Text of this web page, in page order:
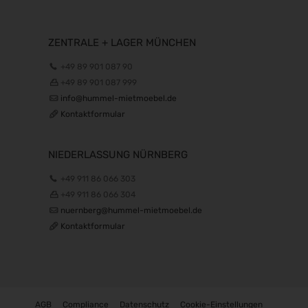
19.02.2027 - 22.02.2027
Trendset Winter 2027
21.02.2027 - 23.02.2027
Bundeskon. Chirurgie 2027
26.02.2027 - 27.02.2027
01.03.2027 - 03.03.2027
LOPEC 2027
02.03.2027 - 03.03.2027
IWA & Outdoor Classics 2027
04.03.2027 - 07.03.2027
ZENTRALE + LAGER MÜNCHEN
+49 89 901 087 90
+49 89 901 087 999
info@hummel-mietmoebel.de
Kontaktformular
NIEDERLASSUNG NÜRNBERG
+49 911 86 066 303
+49 911 86 066 304
nuernberg@hummel-mietmoebel.de
Kontaktformular
AGB Compliance Datenschutz Cookie-Einstellungen